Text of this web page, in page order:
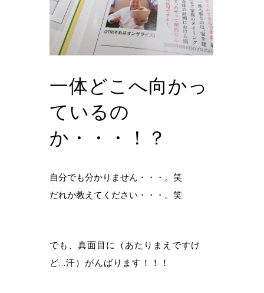
一体どこへ向かっ
ているの
か・・・！？
自分でも分かりません・・・。笑
だれか教えてください・・・。笑
でも、 真面目に（あたりまえですけ
ど…汗）がんばります！！！